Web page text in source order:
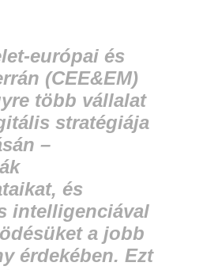
európai és
(CEE&EM)
több vállalat
stratégiája
–
és
intelligenciával
a jobb
érdekében. Ezt